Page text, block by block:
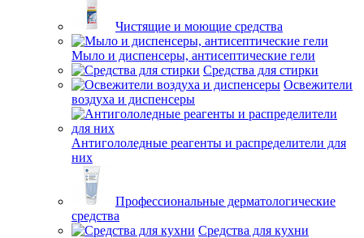
Чистящие и моющие средства
Мыло и диспенсеры, антисептические гели
Средства для стирки
Освежители
воздуха и диспенсеры
Антигололедные реагенты и распределители для
них
Профессиональные дерматологические
средства
Средства для кухни